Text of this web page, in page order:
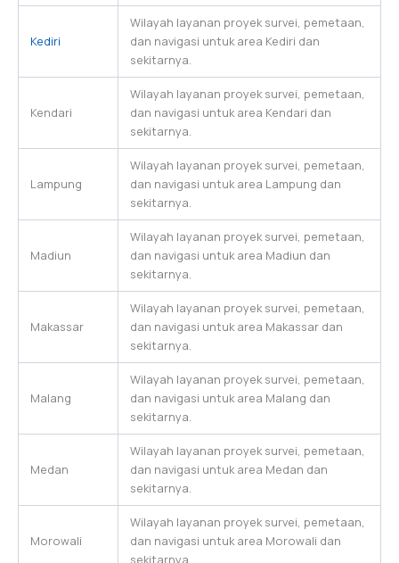
Kediri
Wilayah layanan proyek survei, pemetaan,
dan navigasi untuk area Kediri dan
sekitarnya.
Kendari
Wilayah layanan proyek survei, pemetaan,
dan navigasi untuk area Kendari dan
sekitarnya.
Lampung
Wilayah layanan proyek survei, pemetaan,
dan navigasi untuk area Lampung dan
sekitarnya.
Madiun
Wilayah layanan proyek survei, pemetaan,
dan navigasi untuk area Madiun dan
sekitarnya.
Makassar
Wilayah layanan proyek survei, pemetaan,
dan navigasi untuk area Makassar dan
sekitarnya.
Malang
Wilayah layanan proyek survei, pemetaan,
dan navigasi untuk area Malang dan
sekitarnya.
Medan
Wilayah layanan proyek survei, pemetaan,
dan navigasi untuk area Medan dan
sekitarnya.
Morowali
Wilayah layanan proyek survei, pemetaan,
dan navigasi untuk area Morowali dan
sekitarnya.